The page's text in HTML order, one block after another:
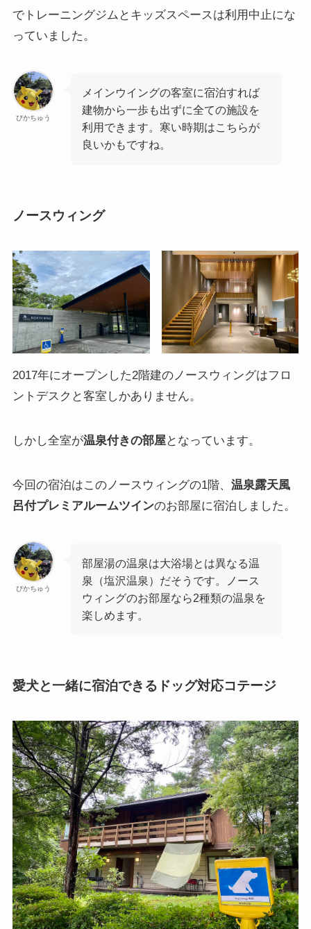
でトレーニングジムとキッズスペースは利用中止にな
っていました。
ぴかちゅう
メインウイングの客室に宿泊すれば
建物から一歩も出ずに全ての施設を
利用できます。寒い時期はこちらが
良いかもですね。
ノースウィング
2017年にオープンした2階建のノースウィングはフロ
ントデスクと客室しかありません。
しかし全室が温泉付きの部屋となっています。
今回の宿泊はこのノースウィングの1階、 温泉露天風
呂付プレミアルームツインのお部屋に宿泊しました。
ぴかちゅう
部屋湯の温泉は大浴場とは異なる温
泉（塩沢温泉）だそうです。ノース
ウィングのお部屋なら2種類の温泉を
楽しめます。
愛犬と一緒に宿泊できるドッグ対応コテージ